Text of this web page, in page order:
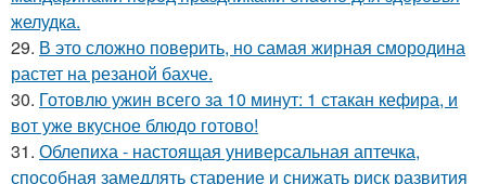
желудка.
29. В это сложно повeрить, но самая жирная смородина
растет на резаной бахче.
30. Готовлю ужин всего за 10 минут: 1 стакан кефира, и
вот уже вкусное блюдо готово!
31. Облепиха - настоящая универсальная аптечка,
способная замедлять старение и снижать риск развития